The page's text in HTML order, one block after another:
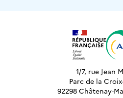
1/7, rue Jean
Parc de la
92298 Châtenay-